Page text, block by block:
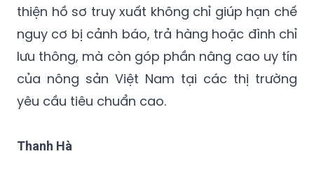
thiện hồ sơ truy xuất không chỉ giúp hạn chế
nguy cơ bị cảnh báo, trả hàng hoặc đình chỉ
lưu thông, mà còn góp phần nâng cao uy tín
của nông sản Việt Nam tại các thị trường
yêu cầu tiêu chuẩn cao.
Thanh Hà